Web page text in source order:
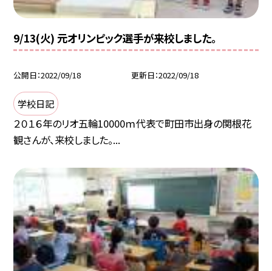
9/13(火) 元オリンピック選手が来校しました。
公開日 2022/09/18 更新日 2022/09/18
学校日記
２０１６年のリオ五輪10000ｍ代表で町田市出身の関根花
観さんが、来校しました。...